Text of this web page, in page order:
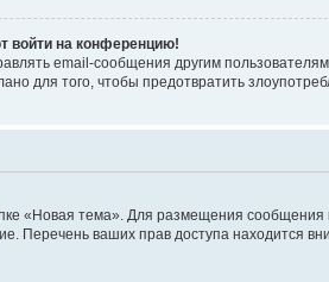
войти на конференцию!
email-сообщения другим
для того, чтобы предотвратить
«Новая тема». Для размещения сообщения
Перечень ваших прав доступа находится